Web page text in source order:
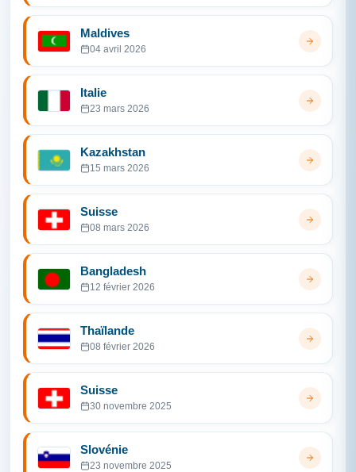
Maldives
04 avril 2026
Italie
23 mars 2026
Kazakhstan
15 mars 2026
Suisse
08 mars 2026
Bangladesh
12 février 2026
Thaïlande
08 février 2026
Suisse
30 novembre 2025
Slovénie
23 novembre 2025